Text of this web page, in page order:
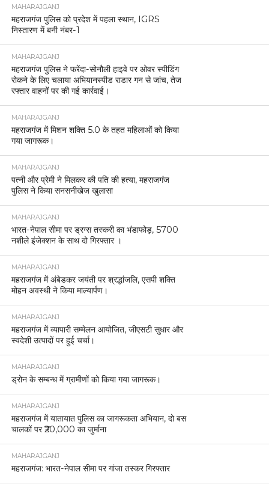
MAHARAJGANJ
महराजगंज पुलिस को प्रदेश में पहला स्थान, IGRS
निस्तारण में बनी नंबर-1
MAHARAJGANJ
महराजगंज पुलिस ने फरेंदा-सोनौली हाइवे पर ओवर स्पीडिंग
रोकने के लिए चलाया अभियानस्पीड राडार गन से जांच, तेज
रफ्तार वाहनों पर की गई कार्रवाई।
MAHARAJGANJ
महराजगंज में मिशन शक्ति 5.0 के तहत महिलाओं को किया
गया जागरूक।
MAHARAJGANJ
पत्नी और प्रेमी ने मिलकर की पति की हत्या, महराजगंज
पुलिस ने किया सनसनीखेज खुलासा
MAHARAJGANJ
भारत-नेपाल सीमा पर ड्रग्स तस्करी का भंडाफोड़, 5700
नशीले इंजेक्शन के साथ दो गिरफ्तार ।
MAHARAJGANJ
महराजगंज में अंबेडकर जयंती पर श्रद्धांजलि, एसपी शक्ति
मोहन अवस्थी ने किया माल्यार्पण।
MAHARAJGANJ
महराजगंज में व्यापारी सम्मेलन आयोजित, जीएसटी सुधार और
स्वदेशी उत्पादों पर हुई चर्चा।
MAHARAJGANJ
ड्रोन के सम्बन्ध में ग्रामीणों को किया गया जागरूक।
MAHARAJGANJ
महराजगंज में यातायात पुलिस का जागरूकता अभियान, दो बस
चालकों पर ₹20,000 का जुर्माना
MAHARAJGANJ
महराजगंज: भारत-नेपाल सीमा पर गांजा तस्कर गिरफ्तार